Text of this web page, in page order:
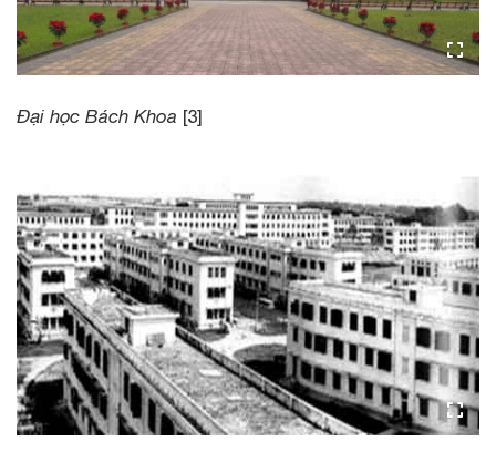
Đại học Bách Khoa [3]